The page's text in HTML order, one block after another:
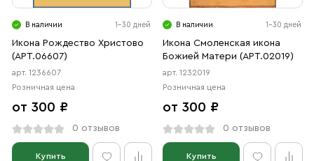
В наличии 1-30 дней
Икона Рождество Христово
(АРТ.06607)
арт. 1236607
Розничная цена
от 300 ₽
0 отзывов
Купить
В наличии 1-30 дней
Икона Смоленская икона
Божией Матери (АРТ.02019)
арт. 1232019
Розничная цена
от 300 ₽
0 отзывов
Купить